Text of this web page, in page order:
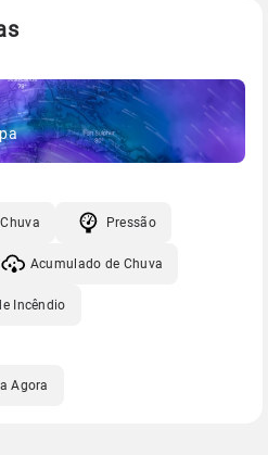
Chuva Pressão
Acumulado de Chuva
Incêndio
Agora